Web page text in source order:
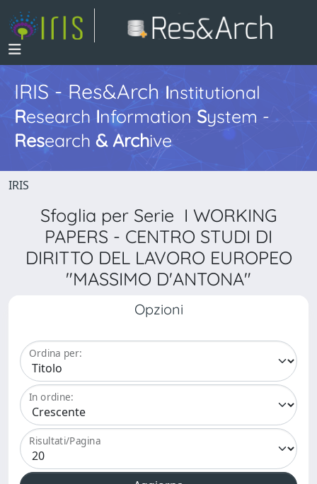
IRIS - Res&ArchInstitutional
Research InformationSystem -
Research & Archive
IRIS
Sfoglia per Serie I WORKING
PAPERS - CENTRO STUDI DI
DIRITTO DEL LAVORO EUROPEO
"MASSIMO D'ANTONA"
Opzioni
Ordina per:
In ordine:
Risultati/Pagina